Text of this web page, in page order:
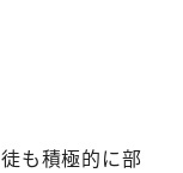
も積極的に部